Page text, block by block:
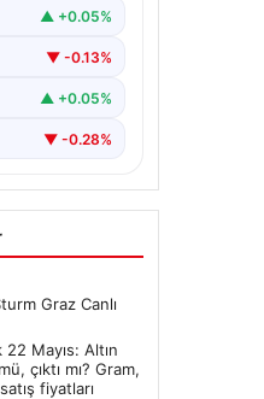
▲ +0.05%
▼ -0.13%
▲ +0.05%
▼ -0.28%
Graz Canlı
22 Mayıs: Altın
çıktı mı? Gram,
fiyatları